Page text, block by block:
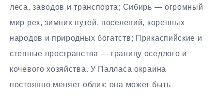
леса, заводов и транспорта; Сибирь — огромный
мир рек, зимних путей, поселений, коренных
народов и природных богатств; Прикаспийские и
степные пространства — границу оседлого и
кочевого хозяйства. У Палласа окраина
постоянно меняет облик: она может быть